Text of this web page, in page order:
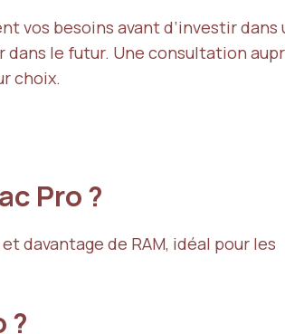
vos besoins avant d’investir dans
le futur. Une consultation
choix.
Pro ?
davantage de RAM, idéal pour les
?